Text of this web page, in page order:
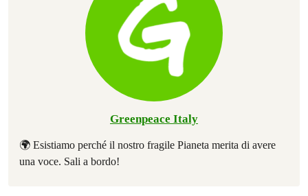
Greenpeace Italy
🌍 Esistiamo perché il nostro fragile Pianeta merita di avere
una voce. Sali a bordo!